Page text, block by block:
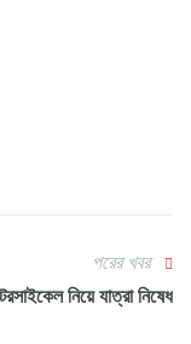
পরের খবর
নিয়ে যাত্রা নিষেধ